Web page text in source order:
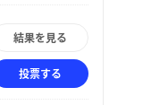
結果を見る
投票する